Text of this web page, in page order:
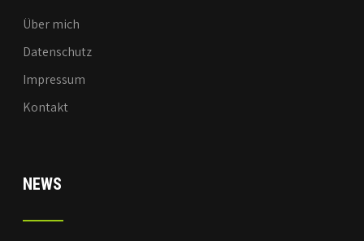
Über mich
Datenschutz
Impressum
Kontakt
NEWS